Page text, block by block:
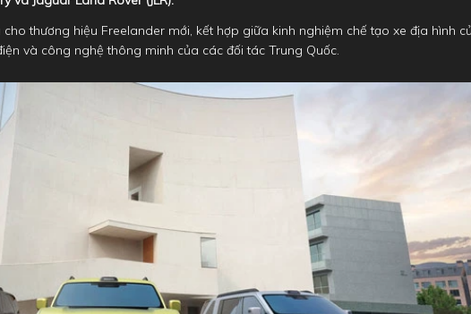
thương hiệu Freelander mới, kết hợp giữa kinh nghiệm chế tạo xe địa hình
và công nghệ thông minh của các đối tác Trung Quốc.